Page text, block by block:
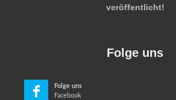
veröffentlicht!
Folge uns
Folge uns
Facebook